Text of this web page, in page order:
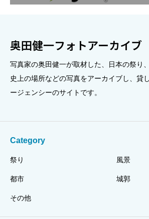
奥田健一フォトアーカイブ
写真家の奥田健一が取材した、日本の祭り
史上の場所などの写真をアーカイブし、貸
ージェンシーのサイトです。
Category
祭り 風景
都市 城郭
その他